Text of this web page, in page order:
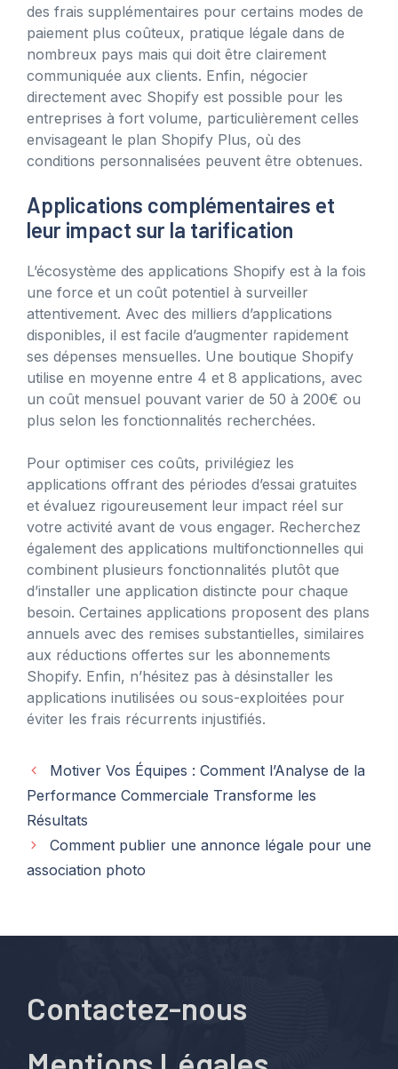
des frais supplémentaires pour certains modes de
paiement plus coûteux, pratique légale dans de
nombreux pays mais qui doit être clairement
communiquée aux clients. Enfin, négocier
directement avec Shopify est possible pour les
entreprises à fort volume, particulièrement celles
envisageant le plan Shopify Plus, où des
conditions personnalisées peuvent être obtenues.
Applications complémentaires et
leur impact sur la tarification
L’écosystème des applications Shopify est à la fois
une force et un coût potentiel à surveiller
attentivement. Avec des milliers d’applications
disponibles, il est facile d’augmenter rapidement
ses dépenses mensuelles. Une boutique Shopify
utilise en moyenne entre 4 et 8 applications, avec
un coût mensuel pouvant varier de 50 à 200€ ou
plus selon les fonctionnalités recherchées.
Pour optimiser ces coûts, privilégiez les
applications offrant des périodes d’essai gratuites
et évaluez rigoureusement leur impact réel sur
votre activité avant de vous engager. Recherchez
également des applications multifonctionnelles qui
combinent plusieurs fonctionnalités plutôt que
d’installer une application distincte pour chaque
besoin. Certaines applications proposent des plans
annuels avec des remises substantielles, similaires
aux réductions offertes sur les abonnements
Shopify. Enfin, n’hésitez pas à désinstaller les
applications inutilisées ou sous-exploitées pour
éviter les frais récurrents injustifiés.
Motiver Vos Équipes : Comment l’Analyse de la
Performance Commerciale Transforme les
Résultats
Comment publier une annonce légale pour une
association photo
Contactez-nous